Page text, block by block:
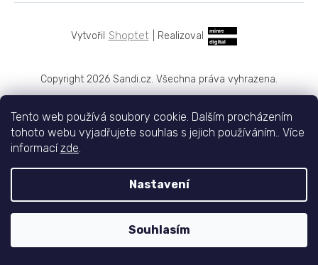
Tento web používá soubory cookie. Dalším procházením
tohoto webu vyjadřujete souhlas s jejich používáním.. Více
informacízde.
Nastavení
Souhlasím
Shoptet Realizoval
Copyright 2026 Sandi.cz. Všechna práva vyhrazena.